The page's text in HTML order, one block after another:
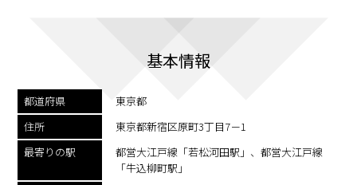
基本情報
都道府県
東京都
住所
東京都新宿区原町3丁目7－1
最寄りの駅
都営大江戸線「若松河田駅」、都営大江戸線
「牛込柳町駅」